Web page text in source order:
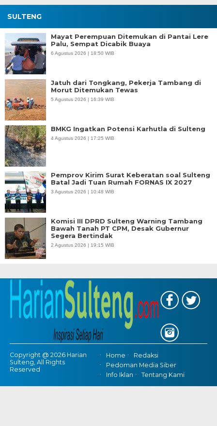
SULTENG
Mayat Perempuan Ditemukan di Pantai Lere
Palu, Sempat Dicabik Buaya
6 Agustus 2026 | 18:50 WIB
Jatuh dari Tongkang, Pekerja Tambang di
Morut Ditemukan Tewas
5 Agustus 2026 | 16:39 WIB
BMKG Ingatkan Potensi Karhutla di Sulteng
4 Agustus 2026 | 17:25 WIB
Pemprov Kirim Surat Keberatan soal Sulteng
Batal Jadi Tuan Rumah FORNAS IX 2027
3 Agustus 2026 | 10:48 WIB
Komisi III DPRD Sulteng Warning Tambang
Bawah Tanah PT CPM, Desak Gubernur
Segera Bertindak
2 Agustus 2026 | 19:15 WIB
Copyright @ 2026 Harian
Sulteng, All Rights
Reserved
Home
Redaksi
Pedoman Media Siber
Info Iklan
Tentang Kami